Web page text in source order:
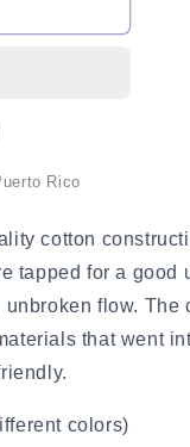
Rico
cotton
tapped for a good
flow. The
that went
colors)